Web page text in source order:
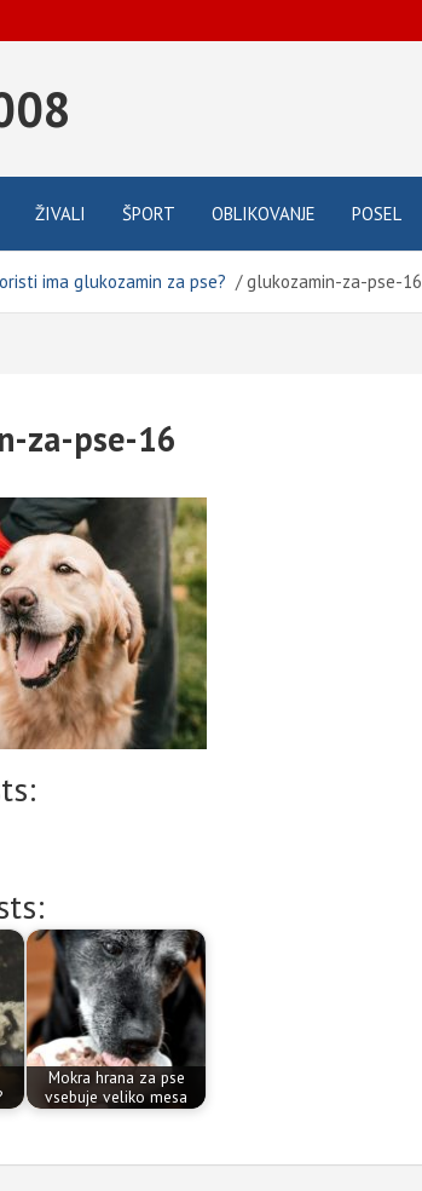
ŽIVALI ŠPORT OBLIKOVANJE POSEL
ima glukozamin za pse? glukozamin-za-pse-16
za-pse-16
Mokra hrana za pse
vsebuje veliko mesa